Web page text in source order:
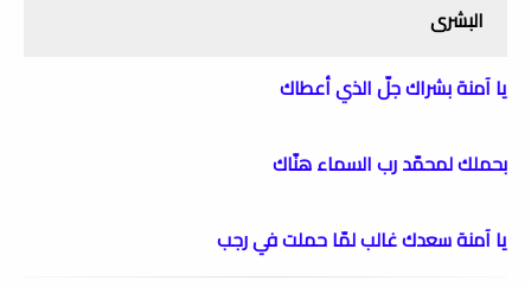
البشرى
يا آمنة بشراك جلّ الذي أعطاك
بحملك لمحمّد رب السماء هنّاك
يا آمنة سعدك غالب لمّا حملت في رجب